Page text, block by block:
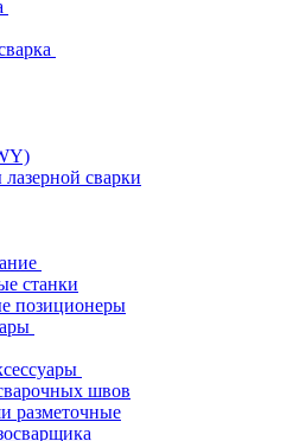
сварки
станки
позиционеры
швов
разметочные